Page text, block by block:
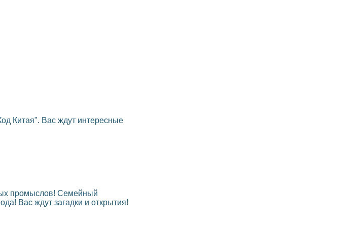
Китая". Вас ждут интересные
промыслов! Семейный
Вас ждут загадки и открытия!